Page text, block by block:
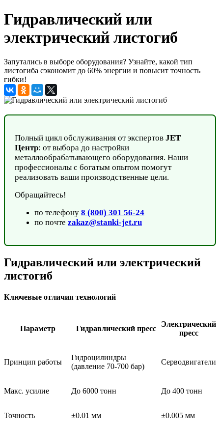
Гидравлический или
электрический листогиб
Запутались в выборе оборудования? Узнайте, какой тип
листогиба сэкономит до 60% энергии и повысит точность
гибки!
Полный цикл обслуживания от экспертов JET
Центр: от выбора до настройки
металлообрабатывающего оборудования. Наши
профессионалы с богатым опытом помогут
реализовать ваши производственные цели.
Обращайтесь!
по телефону 8 (800) 301 56-24
по почте zakaz@stanki-jet.ru
Гидравлический или электрический
листогиб
Ключевые отличия технологий
Параметр Гидравлический пресс
Электрический
пресс
Принцип работы
Гидроцилиндры
(давление 70-700 бар)
Серводвигатели
Макс. усилие До 6000 тонн До 400 тонн
Точность ±0.01 мм ±0.005 мм